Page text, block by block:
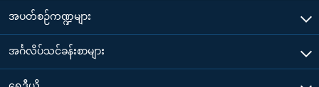
အပတ်စဉ်ကဏ္ဍများ
အင်္ဂလိပ်သင်ခန်းစာများ